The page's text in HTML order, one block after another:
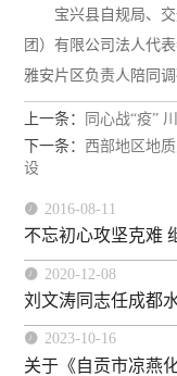
宝兴县自规局、交
团）有限公司法人代
雅安片区负责人陪同调
上一条：
同心战“疫”
下一条：西部地区地
设
 2016-08-11
不忘初心攻坚克难
 2020-12-08
刘文涛同志任成都
 2023-10-16
关于《自贡市凉燕